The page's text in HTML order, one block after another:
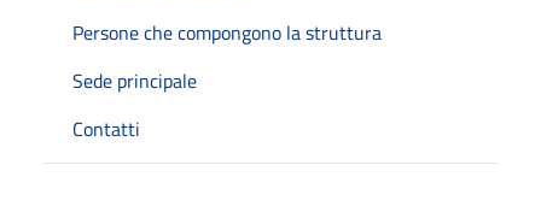
Persone che compongono la struttura
Sede principale
Contatti